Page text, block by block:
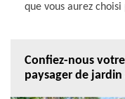
que vous aurez
Confiez-nous
paysager de jardin